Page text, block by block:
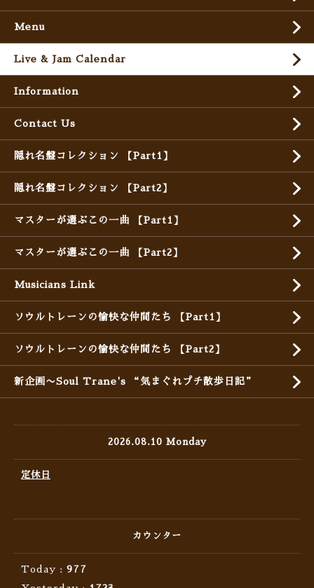
Menu
Live & Jam Calendar
Information
Contact Us
隠れ名盤コレクション 【Part1】
隠れ名盤コレクション 【Part2】
マスターが選ぶこの一曲 【Part1】
マスターが選ぶこの一曲 【Part2】
Musicians Link
ソウルトレーンの愉快な仲間たち 【Part1】
ソウルトレーンの愉快な仲間たち 【Part2】
新企画〜Soul Trane's “気まぐれプチ散歩日記”
2026.08.10 Monday
定休日
カウンター
Today : 977